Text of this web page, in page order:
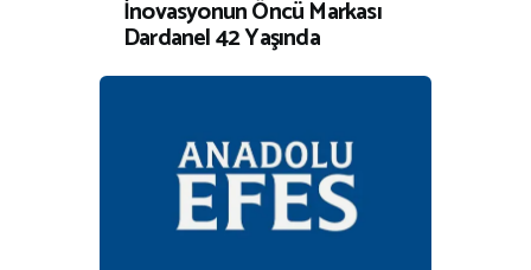
İnovasyonun Öncü Markası
Dardanel 42 Yaşında